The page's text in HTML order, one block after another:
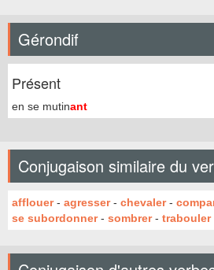
Gérondif
Présent
en se mutinant
Conjugaison similaire du
afflouer- agresser- chevaler-
se subordonner- sombrer- trabouler